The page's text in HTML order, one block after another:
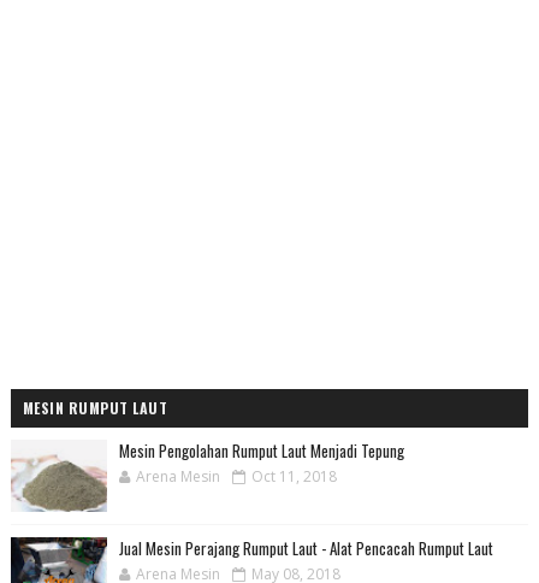
MESIN RUMPUT LAUT
Mesin Pengolahan Rumput Laut Menjadi Tepung
Arena Mesin Oct 11, 2018
Jual Mesin Perajang Rumput Laut - Alat Pencacah Rumput Laut
Arena Mesin May 08, 2018